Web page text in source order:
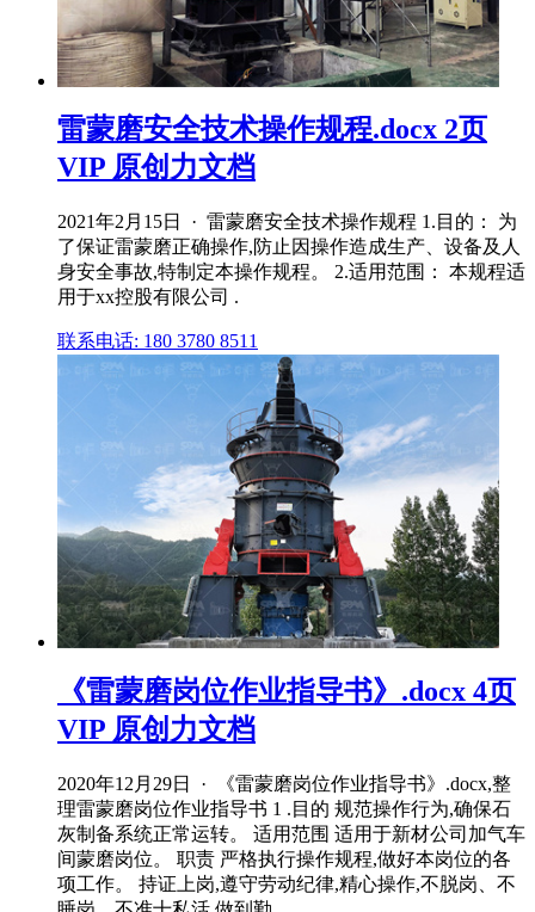
雷蒙磨安全技术操作规程.docx 2页
VIP 原创力文档
2021年2月15日 · 雷蒙磨安全技术操作规程 1.目的： 为
了保证雷蒙磨正确操作,防止因操作造成生产、设备及人
身安全事故,特制定本操作规程。 2.适用范围： 本规程适
用于xx控股有限公司 .
联系电话: 180 3780 8511
《雷蒙磨岗位作业指导书》.docx 4页
VIP 原创力文档
2020年12月29日 · 《雷蒙磨岗位作业指导书》.docx,整
理雷蒙磨岗位作业指导书 1 .目的 规范操作行为,确保石
灰制备系统正常运转。 适用范围 适用于新材公司加气车
间蒙磨岗位。 职责 严格执行操作规程,做好本岗位的各
项工作。 持证上岗,遵守劳动纪律,精心操作,不脱岗、不